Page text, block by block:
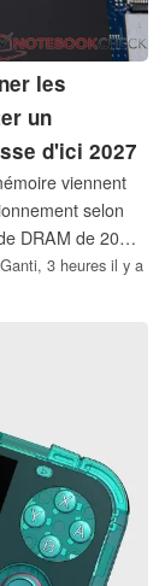
les
un
d'ici 2027
viennent
selon
DRAM de 2027
la mémoire
plus
3 heures il y a